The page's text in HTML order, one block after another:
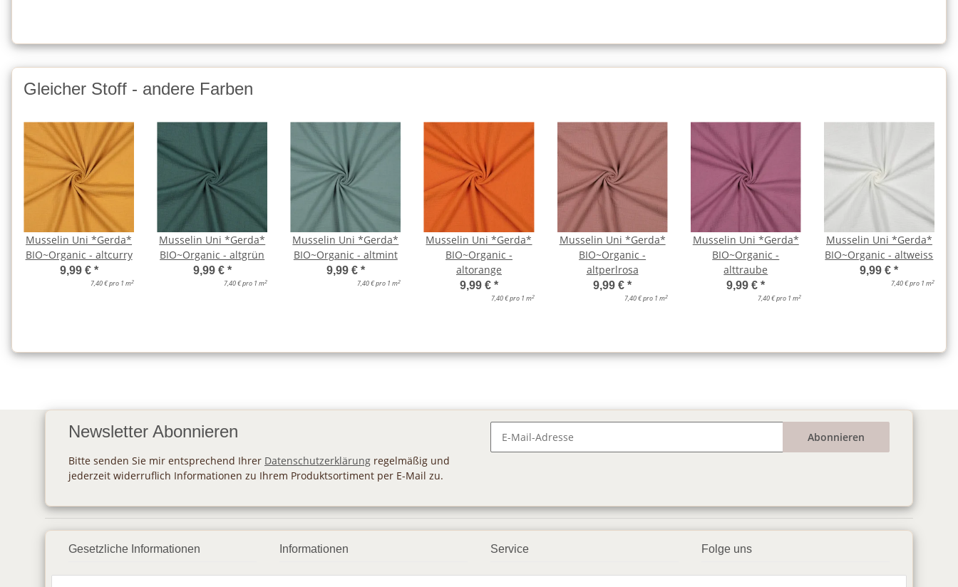
Gleicher Stoff - andere Farben
Musselin Uni *Gerda*
BIO~Organic - altcurry
9,99 € *
7,40 € pro 1 m2
Musselin Uni *Gerda*
BIO~Organic - altgrün
9,99 € *
7,40 € pro 1 m2
Musselin Uni *Gerda*
BIO~Organic - altmint
9,99 € *
7,40 € pro 1 m2
Musselin Uni *Gerda*
BIO~Organic -
altorange
9,99 € *
7,40 € pro 1 m2
Musselin Uni *Gerda*
BIO~Organic -
altperlrosa
9,99 €*
7,40 € pro 1 m2
Musselin Uni *Gerda*
BIO~Organic -
alttraube
9,99 €*
7,40 € pro 1 m2
Musselin Uni *Gerda*
BIO~Organic - altweiss
9,99 €*
7,40 € pro 1 m2
Newsletter Abonnieren
Bitte senden Sie mir entsprechend Ihrer Datenschutzerklärung regelmäßig und
jederzeit widerruflich Informationen zu Ihrem Produktsortiment per E-Mail zu.
Abonnieren
Gesetzliche Informationen Informationen Service Folge uns